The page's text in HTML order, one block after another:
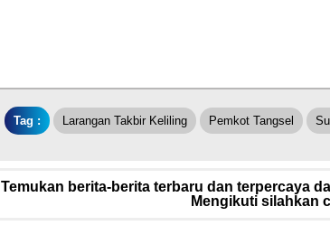
Tag : Larangan Takbir Keliling Pemkot Tangsel
Temukan berita-berita terbaru dan terpercaya
Mengikuti silahkan